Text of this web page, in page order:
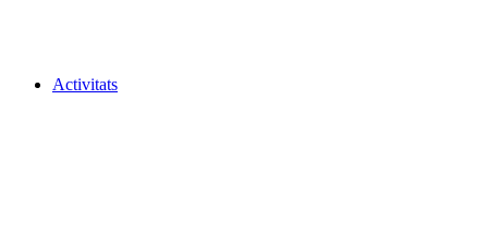
Activitats